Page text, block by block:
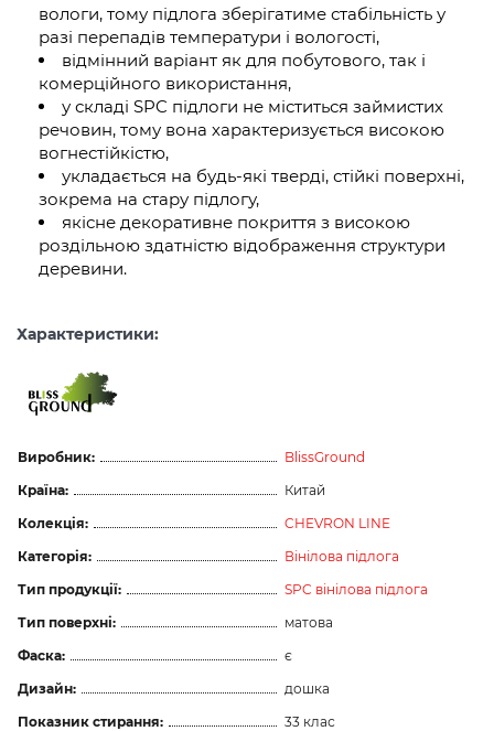
вологи, тому підлога зберігатиме стабільність у
разі перепадів температури і вологості,
відмінний варіант як для побутового, так і
комерційного використання,
у складі SPC підлоги не міститься займистих
речовин, тому вона характеризується високою
вогнестійкістю,
укладається на будь-які тверді, стійкі поверхні,
зокрема на стару підлогу,
якісне декоративне покриття з високою
роздільною здатністю відображення структури
деревини.
Характеристики:
Виробник:
BlissGround
Країна:
Китай
Колекція:
CHEVRON LINE
Категорія:
Вінілова підлога
Тип продукції:
SPC вінілова підлога
Тип поверхні:
матова
Фаска:
є
Дизайн:
дошка
Показник стирання:
33 клас